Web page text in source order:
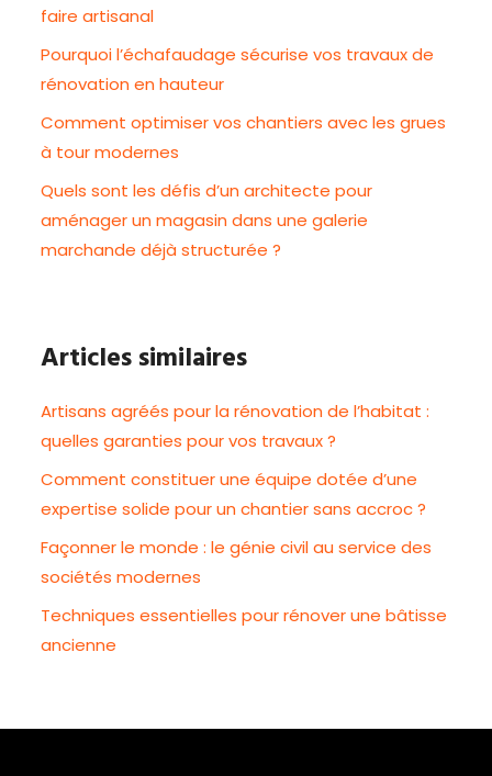
faire artisanal
Pourquoi l’échafaudage sécurise vos travaux de
rénovation en hauteur
Comment optimiser vos chantiers avec les grues
à tour modernes
Quels sont les défis d’un architecte pour
aménager un magasin dans une galerie
marchande déjà structurée ?
Articles similaires
Artisans agréés pour la rénovation de l’habitat :
quelles garanties pour vos travaux ?
Comment constituer une équipe dotée d’une
expertise solide pour un chantier sans accroc ?
Façonner le monde : le génie civil au service des
sociétés modernes
Techniques essentielles pour rénover une bâtisse
ancienne